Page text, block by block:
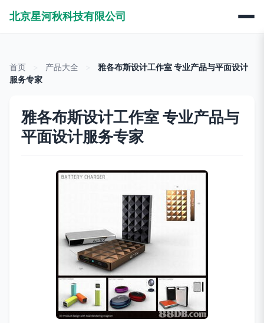
北京星河秋科技有限公司
首页 产品大全
雅各布斯设计工作室 专业产品与平面设计
服务专家
雅各布斯设计工作室 专业产品与
平面设计服务专家